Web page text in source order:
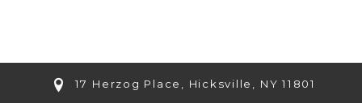
17 Herzog Place, Hicksville, NY 11801